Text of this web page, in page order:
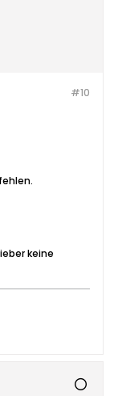
#10
keine